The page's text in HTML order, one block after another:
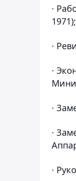
·
1971);
·
·
·
·
·